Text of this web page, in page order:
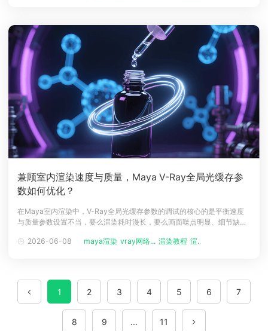
兼顾室内渲染速度与质量，Maya V-Ray全局光缓存参
数如何优化？
在Maya室内渲染中，V-Ray全局光缓存参数的调试的核心的是平衡速度
与质量参数设置不当，要么渲染耗时漫长，要么画面噪点明显、细节缺
助你快速找到最优调试方案。全局光缓存（Light Cache）是V-Ray渲染
2026-06-08 maya渲染 vray网络... 渲染教程 渲染云
1 2 3 4 5 6 7
8 9 ... 11